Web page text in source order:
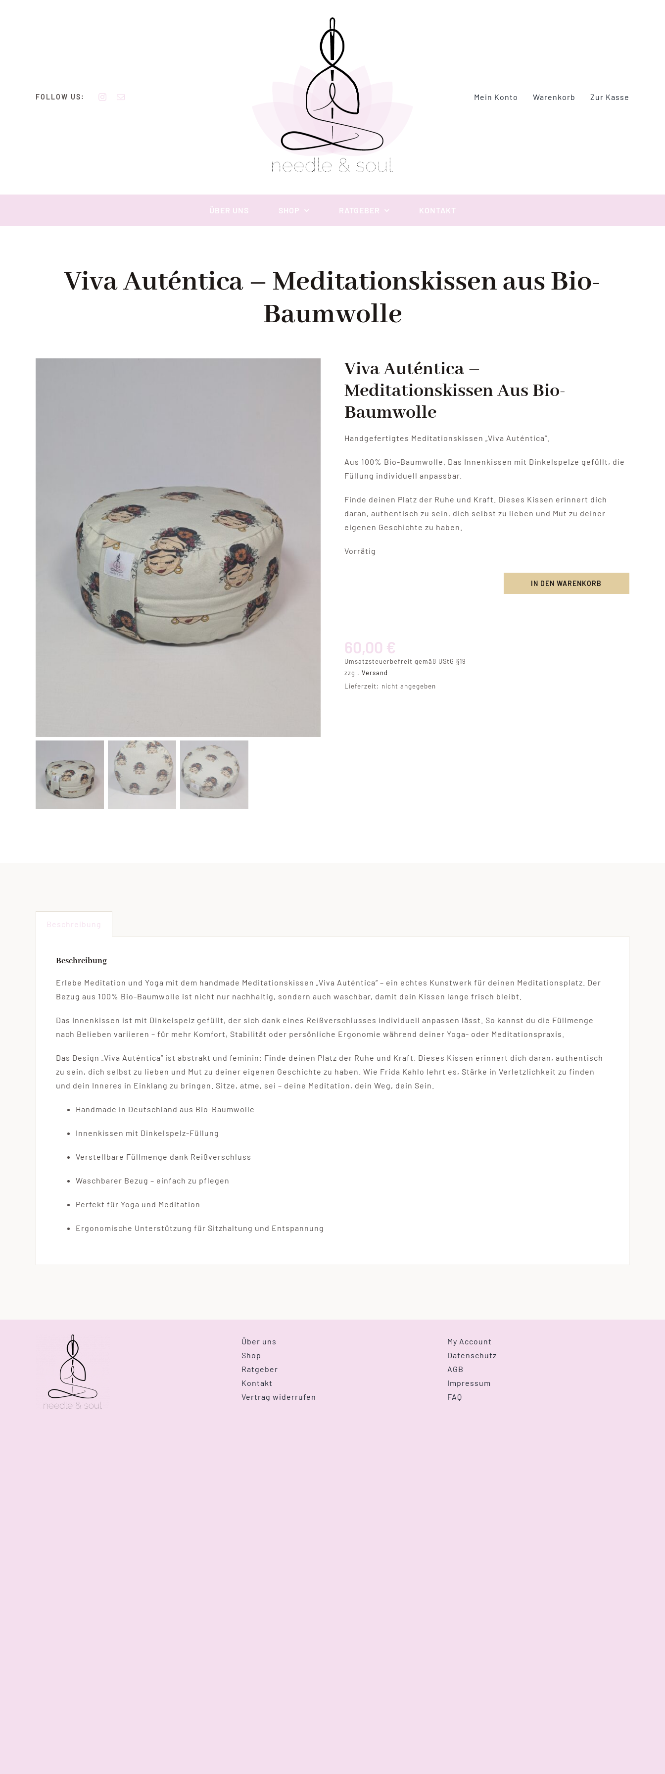
FOLLOW US: Mein Konto Warenkorb Zur Kasse
ÜBER UNS SHOP RATGEBER KONTAKT
Viva Auténtica – Meditationskissen aus Bio-
Baumwolle
Viva Auténtica –
Meditationskissen Aus Bio-
Baumwolle
Handgefertigtes Meditationskissen „Viva Auténtica“.
Aus 100% Bio-Baumwolle. Das Innenkissen mit Dinkelspelze gefüllt, die
Füllung individuell anpassbar.
Finde deinen Platz der Ruhe und Kraft. Dieses Kissen erinnert dich
daran, authentisch zu sein, dich selbst zu lieben und Mut zu deiner
eigenen Geschichte zu haben.
Vorrätig
Bio-
Menge
IN DEN WARENKORB
60,00 €
Umsatzsteuerbefreit gemäß UStG §19
zzgl. Versand
Lieferzeit: nicht angegeben
Beschreibung
Beschreibung
Erlebe Meditation und Yoga mit dem handmade Meditationskissen „Viva Auténtica“ – ein echtes Kunstwerk für deinen Meditationsplatz. Der
Bezug aus 100% Bio-Baumwolle ist nicht nur nachhaltig, sondern auch waschbar, damit dein Kissen lange frisch bleibt.
Das Innenkissen ist mit Dinkelspelz gefüllt, der sich dank eines Reißverschlusses individuell anpassen lässt. So kannst du die Füllmenge
nach Belieben variieren – für mehr Komfort, Stabilität oder persönliche Ergonomie während deiner Yoga- oder Meditationspraxis.
Das Design „Viva Auténtica“ ist abstrakt und feminin: Finde deinen Platz der Ruhe und Kraft. Dieses Kissen erinnert dich daran, authentisch
zu sein, dich selbst zu lieben und Mut zu deiner eigenen Geschichte zu haben. Wie Frida Kahlo lehrt es, Stärke in Verletzlichkeit zu finden
und dein Inneres in Einklang zu bringen. Sitze, atme, sei – deine Meditation, dein Weg, dein Sein.
Handmade in Deutschland aus Bio-Baumwolle
Innenkissen mit Dinkelspelz-Füllung
Verstellbare Füllmenge dank Reißverschluss
Waschbarer Bezug – einfach zu pflegen
Perfekt für Yoga und Meditation
Ergonomische Unterstützung für Sitzhaltung und Entspannung
Über uns
Shop
Ratgeber
Kontakt
Vertrag widerrufen
My Account
Datenschutz
AGB
Impressum
FAQ